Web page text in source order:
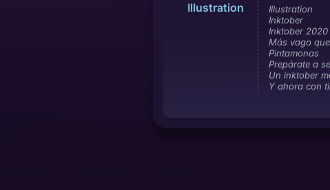
Illustration
Illustration
Inktober
Inktober 2020
Más vago
Pintamonas
Prepárate a
Un inktober
Y ahora con